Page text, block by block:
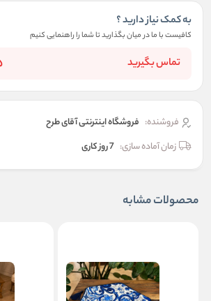
به کمک نیاز دارید ؟
کافیست با ما در میان بگذارید تا شما را راهنمایی کنیم
تماس بگیرید
فروشنده: فروشگاه اینترنتی آقای طرح
زمان آماده سازی: 7 روز کاری
محصولات مشابه